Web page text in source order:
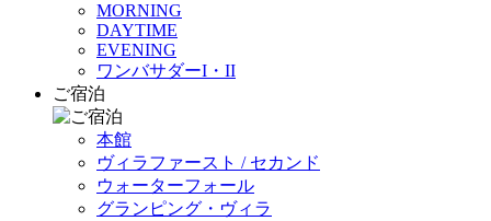
MORNING
DAYTIME
EVENING
ワンバサダーI・II
ご宿泊
本館
ヴィラファースト / セカンド
ウォーターフォール
グランピング・ヴィラ